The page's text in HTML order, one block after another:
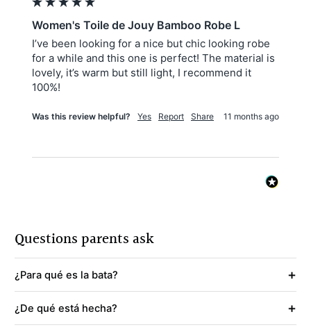
Women's Toile de Jouy Bamboo Robe L
I’ve been looking for a nice but chic looking robe
for a while and this one is perfect! The material is
lovely, it’s warm but still light, I recommend it
100%!
Was this review helpful? Yes Report Share 11 months ago
Questions parents ask
¿Para qué es la bata? +
¿De qué está hecha? +